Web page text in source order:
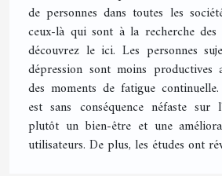
de personnes dans toutes les
ceux-là qui sont à la recherche
découvrez le ici. Les personnes
dépression sont moins
des moments de fatigue
est sans conséquence néfaste sur
plutôt un bien-être et une
utilisateurs. De plus, les études ont